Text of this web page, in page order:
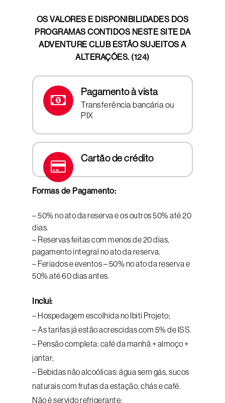
OS VALORES E DISPONIBILIDADES DOS
PROGRAMAS CONTIDOS NESTE SITE DA
ADVENTURE CLUB ESTÃO SUJEITOS A
ALTERAÇÕES. (124)
Pagamento à vista
Transferência bancária ou
PIX
Cartão de crédito
Formas de Pagamento:
– 50% no ato da reserva e os outros 50% até 20
dias.
– Reservas feitas com menos de 20 dias,
pagamento integral no ato da reserva.
– Feriados e eventos – 50% no ato da reserva e
50% até 60 dias antes.
Inclui:
– Hospedagem escolhida no Ibiti Projeto;
– As tarifas já estão acrescidas com 5% de ISS.
– Pensão completa: café da manhã + almoço +
jantar;
– Bebidas não alcoólicas: água sem gás, sucos
naturais com frutas da estação, chás e café.
Não é servido refrigerante;